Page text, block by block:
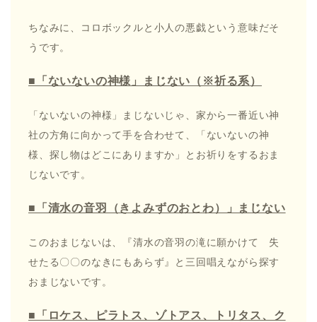
ちなみに、コロボックルと小人の悪戯という意味だそ
うです。
■「ないないの神様」まじない（※祈る系）
「ないないの神様」まじないじゃ、家から一番近い神
社の方角に向かって手を合わせて、「ないないの神
様、探し物はどこにありますか」とお祈りをするおま
じないです。
■「清水の音羽（きよみずのおとわ）」まじない
このおまじないは、『清水の音羽の滝に願かけて 失
せたる〇〇のなきにもあらず』と三回唱えながら探す
おまじないです。
■「ロケス、ピラトス、ゾトアス、トリタス、ク